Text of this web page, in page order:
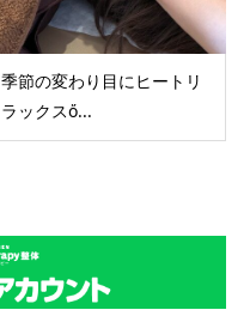
季節の変わり目にヒートリ
ラックスὄ...